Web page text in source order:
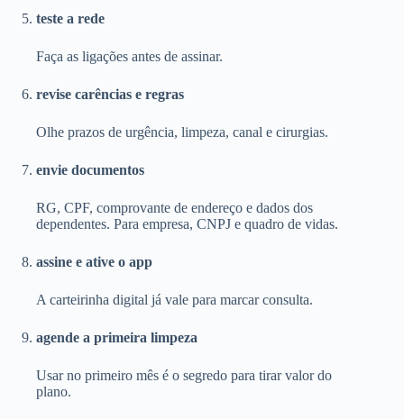
teste a rede
Faça as ligações antes de assinar.
revise carências e regras
Olhe prazos de urgência, limpeza, canal e cirurgias.
envie documentos
RG, CPF, comprovante de endereço e dados dos
dependentes. Para empresa, CNPJ e quadro de vidas.
assine e ative o app
A carteirinha digital já vale para marcar consulta.
agende a primeira limpeza
Usar no primeiro mês é o segredo para tirar valor do
plano.